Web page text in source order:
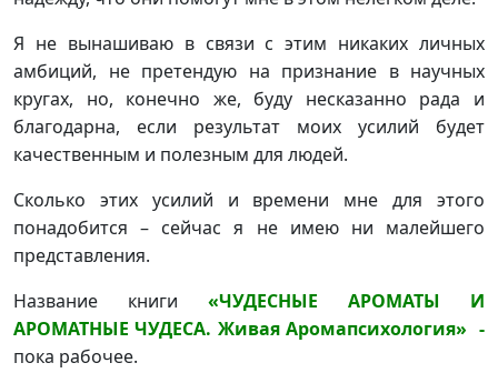
Я не вынашиваю в связи с этим никаких личных
амбиций, не претендую на признание в научных
кругах, но, конечно же, буду несказанно рада и
благодарна, если результат моих усилий будет
качественным и полезным для людей.
Сколько этих усилий и времени мне для этого
понадобится – сейчас я не имею ни малейшего
представления.
Название книги «ЧУДЕСНЫЕ АРОМАТЫ И
АРОМАТНЫЕ ЧУДЕСА. Живая Аромапсихология» -
пока рабочее.